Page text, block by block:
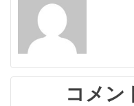
ー
シ
ョ
コメン